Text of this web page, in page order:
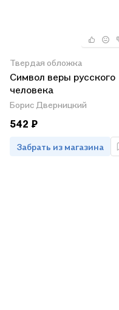
Твердая обложка
Символ веры русского
человека
Борис Дверницкий
542 ₽
Забрать из магазина